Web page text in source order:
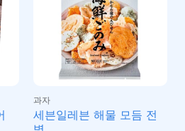
과자
세븐일레븐 해물 모듬 전